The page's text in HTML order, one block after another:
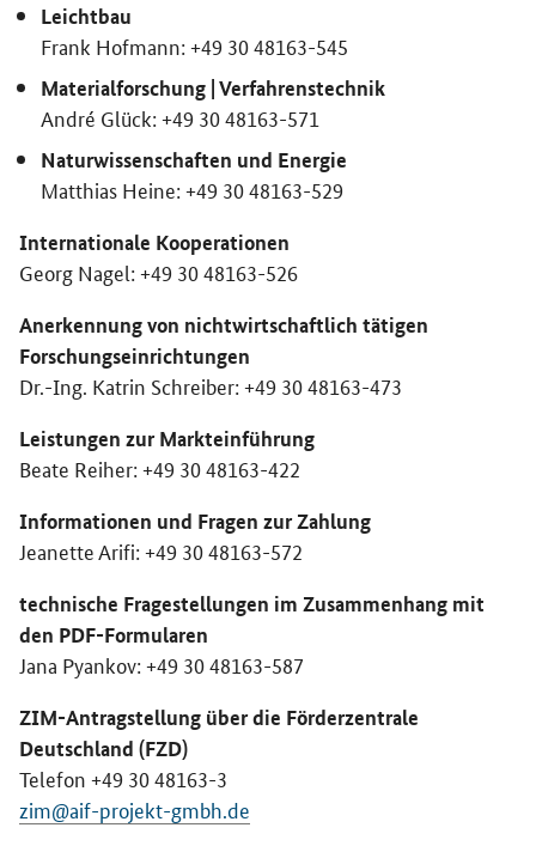
Leichtbau
Frank Hofmann: +49 30 48163-545
Materialforschung | Verfahrenstechnik
André Glück: +49 30 48163-571
Naturwissenschaften und Energie
Matthias Heine: +49 30 48163-529
Internationale Kooperationen
Georg Nagel: +49 30 48163-526
Anerkennung von nichtwirtschaftlich tätigen
Forschungs­einrichtungen
Dr.-Ing. Katrin Schreiber: +49 30 48163-473
Leistungen zur Markteinführung
Beate Reiher: +49 30 48163-422
Informationen und Fragen zur Zahlung
Jeanette Arifi: +49 30 48163-572
technische Fragestellungen im Zusammenhang mit
den PDF-Formularen
Jana Pyankov: +49 30 48163-587
ZIM-Antragstellung über die Förderzentrale
Deutschland (FZD)
Telefon +49 30 48163-3
zim@aif-projekt-gmbh.de